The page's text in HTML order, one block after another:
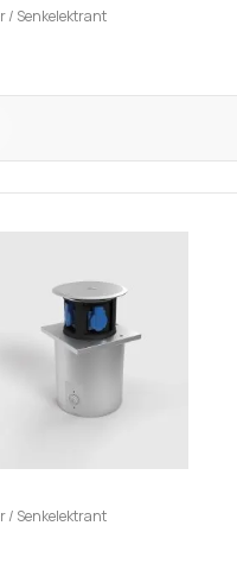
/ Senkelektrant
/ Senkelektrant